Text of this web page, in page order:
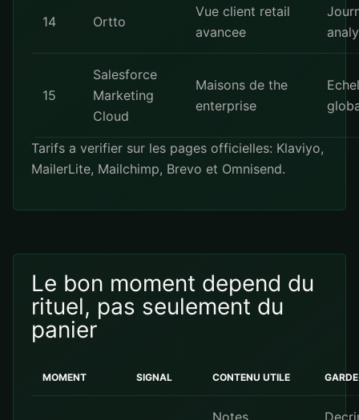
14 Ortto
Vue client retail
avancee
15
Salesforce
Marketing
Cloud
Maisons de the
enterprise
Tarifs a verifier sur les pages officielles: Klaviyo,
MailerLite, Mailchimp, Brevo et Omnisend.
Le bon moment depend du
rituel, pas seulement du
panier
MOMENT SIGNAL CONTENU UTILE
Notes,